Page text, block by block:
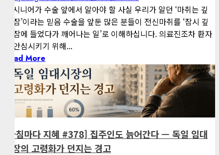
— 시니어가 수술 앞에서 알아야 할 사실 우리가 알던 ‘마취는 깊
은 잠’이라는 믿음 수술을 앞둔 많은 분들이 전신마취를 ‘잠시 깊
은 잠에 들었다가 깨어나는 일’로 이해하십니다. 의료진조차 환자
를 안심시키기 위해...
Read More
1 minute read
게재된 글
아침마다 지혜
[아침마다 지혜 #378] 집주인도 늙어간다 — 독일 임대
시장의 고령화가 던지는 경고